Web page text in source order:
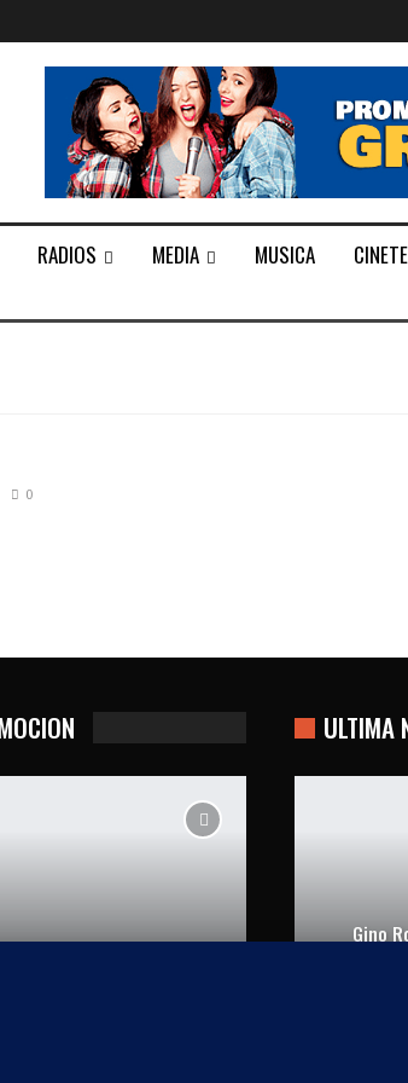
RADIOS MEDIA MUSICA
0
ULTIMA
Gino